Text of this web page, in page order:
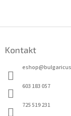
Kontakt
eshop@
603 183 057
725 519 231